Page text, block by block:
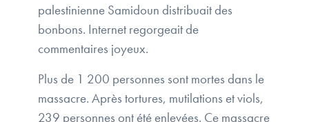
palestinienne Samidoun distribuait des
bonbons. Internet regorgeait de
commentaires joyeux.
Plus de 1 200 personnes sont mortes dans le
massacre. Après tortures, mutilations et viols,
239 personnes ont été enlevées. Ce massacre